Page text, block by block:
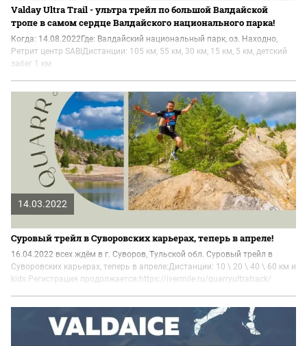
Valday Ultra Trail - ультра трейл по большой Валдайской
тропе в самом сердце Валдайского национального парка!
Когда: 14.08.2022Где: Валдайский национальный парк, оз. Находно,
Ретрит центр SABIДистанции: 105 км, 55 км, 30 км, 15 км, 5 км, детский
забег 1 км.
14.03.2022
Суровый трейл в Суворовских карьерах, теперь в апреле!
16.04.2022 всех ждём в г. Суворов, Тульской обл. Суровый трейл в
Суворовских карьерах, теперь в апреле:Дистанции: 10 \ 20 \ 40 \ 60 км и
kids Регистрация продолжается:https://ivermile.ru/quarryultratrack/